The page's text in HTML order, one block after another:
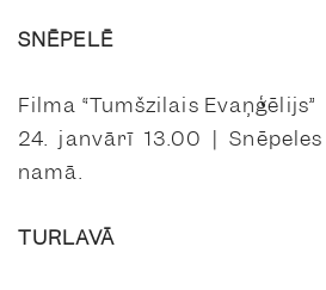
SNĒPELĒ
Filma “Tumšzilais Evaņģēlijs”
24. janvārī 13.00 |
namā.
TURLAVĀ